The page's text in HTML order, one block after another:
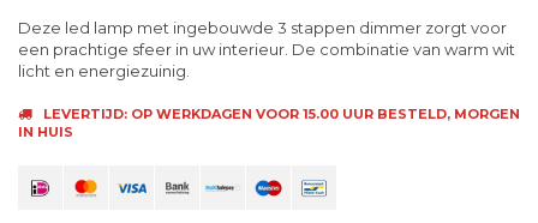
Deze led lamp met ingebouwde 3 stappen dimmer zorgt voor
een prachtige sfeer in uw interieur. De combinatie van warm wit
licht en energiezuinig.
LEVERTIJD: OP WERKDAGEN VOOR 15.00 UUR BESTELD, MORGEN
IN HUIS